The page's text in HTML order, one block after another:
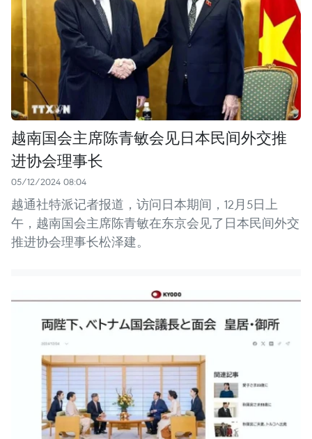
越南国会主席陈青敏会见日本民间外交推
进协会理事长
05/12/2024 08:04
越通社特派记者报道，访问日本期间，12月5日上
午，越南国会主席陈青敏在东京会见了日本民间外交
推进协会理事长松泽建。